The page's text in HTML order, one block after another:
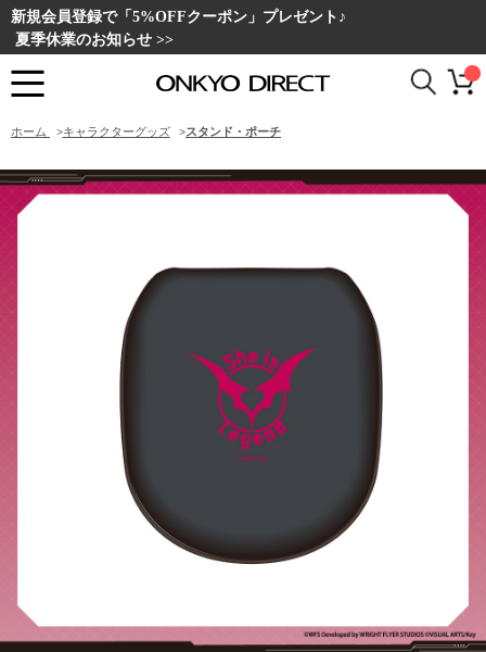
新規会員登録で「5%OFFクーポン」プレゼント♪
夏季休業のお知らせ >>
ホーム >キャラクターグッズ >スタンド・ポーチ